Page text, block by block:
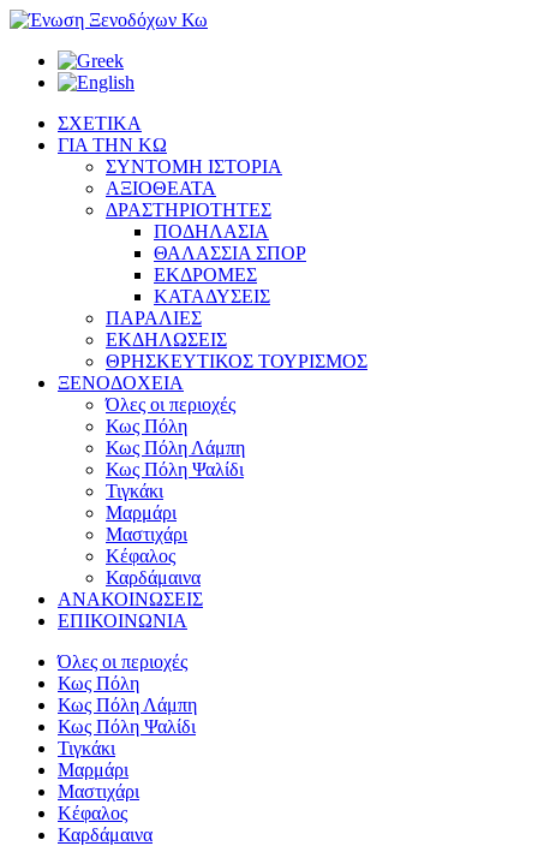
ΣΧΕΤΙΚΑ
ΓΙΑ ΤΗΝ ΚΩ
ΣΥΝΤΟΜΗ ΙΣΤΟΡΙΑ
ΑΞΙΟΘΕΑΤΑ
ΔΡΑΣΤΗΡΙΟΤΗΤΕΣ
ΠΟΔΗΛΑΣΙΑ
ΘΑΛΑΣΣΙΑ ΣΠΟΡ
ΕΚΔΡΟΜΕΣ
ΚΑΤΑΔΥΣΕΙΣ
ΠΑΡΑΛΙΕΣ
ΕΚΔΗΛΩΣΕΙΣ
ΘΡΗΣΚΕΥΤΙΚΟΣ ΤΟΥΡΙΣΜΟΣ
ΞΕΝΟΔΟΧΕΙΑ
Όλες οι περιοχές
Κως Πόλη
Κως Πόλη Λάμπη
Κως Πόλη Ψαλίδι
Τιγκάκι
Μαρμάρι
Μαστιχάρι
Κέφαλος
Καρδάμαινα
ΑΝΑΚΟΙΝΩΣΕΙΣ
ΕΠΙΚΟΙΝΩΝΙΑ
Όλες οι περιοχές
Κως Πόλη
Κως Πόλη Λάμπη
Κως Πόλη Ψαλίδι
Τιγκάκι
Μαρμάρι
Μαστιχάρι
Κέφαλος
Καρδάμαινα